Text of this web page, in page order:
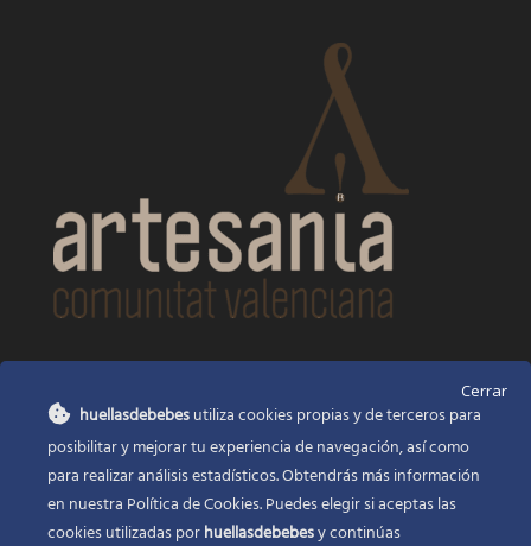
Huellas de bebés
Santa Ana, 22Alcasser Valencia 46290
625 120 591
Cerrar
huellasdebebesutiliza cookies propias y de terceros para
posibilitar y mejorar tu experiencia de navegación, así como
para realizar análisis estadísticos. Obtendrás más información
en nuestra Política de Cookies. Puedes elegir si aceptas las
cookies utilizadas porhuellasdebebesy continúas